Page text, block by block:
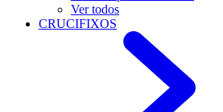
Ver todos
CRUCIFIXOS